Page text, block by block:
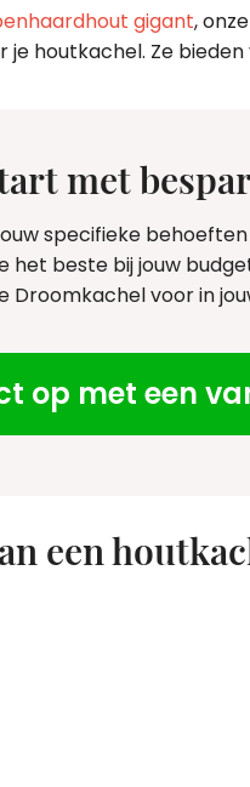
gigant,
houtkachel. Ze
met
specifieke
beste bij jouw
Droomkachel voor in
op met een
een